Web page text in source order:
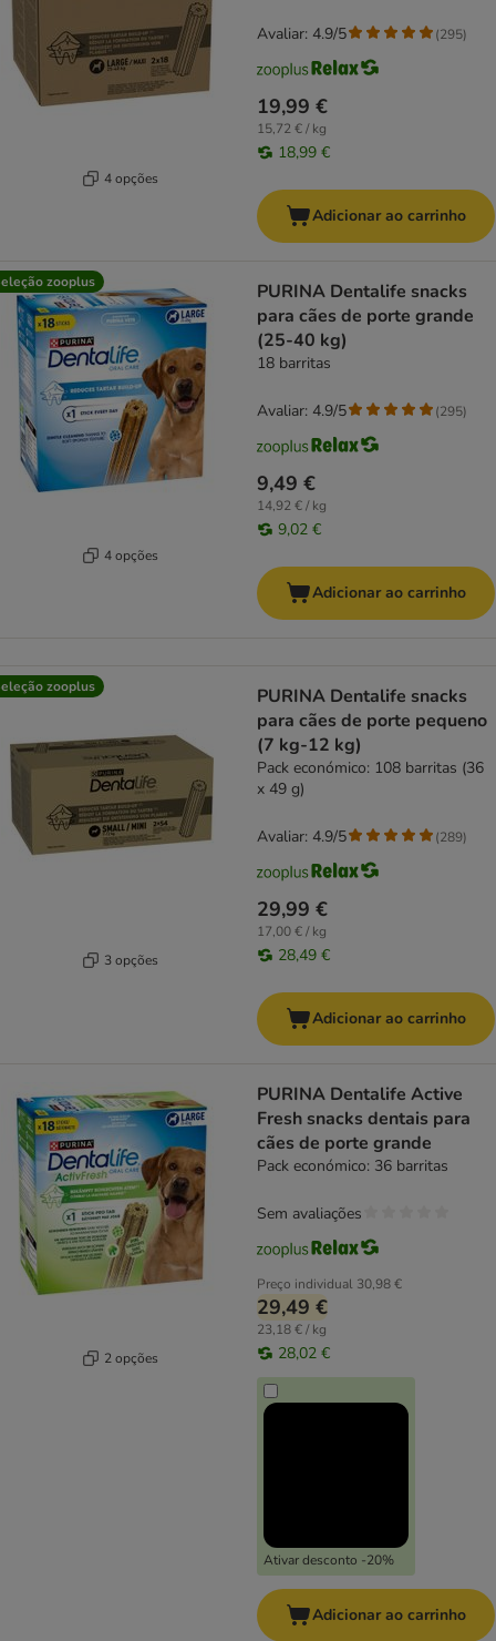
4 opções
19,99 €
15,72 € / kg
18,99 €
Avaliar: 4.9/5 (295)
Adicionar ao carrinho
zooplus
4 opções
PURINA Dentalife snacks
para cães de porte grande
(25-40 kg)
18 barritas
9,49 €
14,92 € / kg
9,02 €
Avaliar: 4.9/5 (295)
Adicionar ao carrinho
zooplus
3 opções
PURINA Dentalife snacks
para cães de porte pequeno
(7 kg-12 kg)
Pack económico: 108 barritas (36
x 49 g)
29,99 €
17,00 € / kg
28,49 €
Avaliar: 4.9/5 (289)
Adicionar ao carrinho
2 opções
PURINA Dentalife Active
Fresh snacks dentais para
cães de porte grande
Pack económico: 36 barritas
Preço individual 30,98 €
29,49 €
23,18 € / kg
28,02 €
Ativar desconto -20%
Sem avaliações
Adicionar ao carrinho